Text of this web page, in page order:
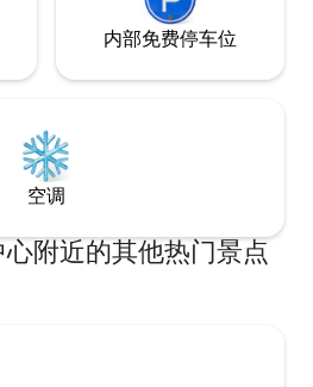
内部免费停车位
空调
附近的其他热门景点